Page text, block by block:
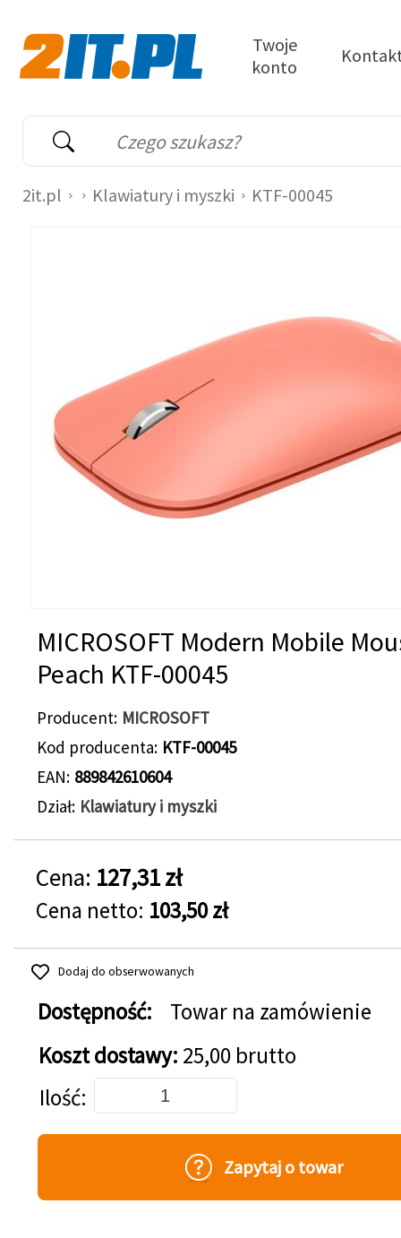
Wyszukiwarka
Słowo kluczowe
Twoje
konto
2it.pl Klawiatury i myszki KTF-00045
MICROSOFT Modern Mobile
Peach KTF-00045
Producent MICROSOFT
Kod producenta KTF-00045
EAN 889842610604
Dział Klawiatury i myszki
Cena: 127,31 zł
Cena netto: 103,50 zł
Dodaj do obserwowanych
Dostępność:
Towar na zamówienie
Koszt dostawy: 25,00 brutto
Dodaj do koszyka
Ilość
Zapytaj o towar